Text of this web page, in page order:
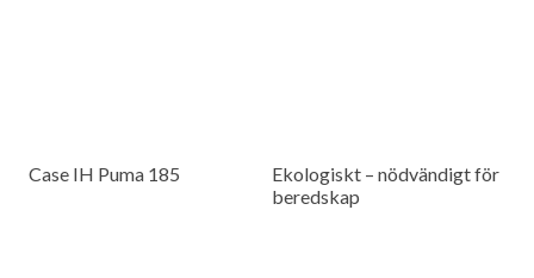
Case IH Puma 185
Ekologiskt – nödvändigt för
beredskap